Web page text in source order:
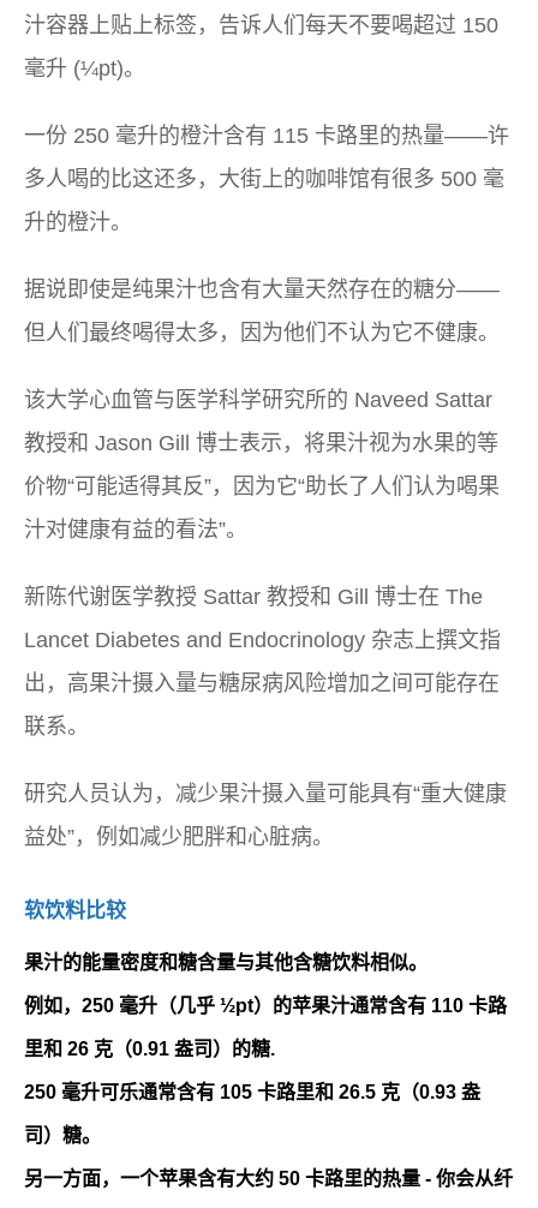
汁容器上贴上标签，告诉人们每天不要喝超过 150
毫升 (¼pt)。
一份 250 毫升的橙汁含有 115 卡路里的热量——许
多人喝的比这还多，大街上的咖啡馆有很多 500 毫
升的橙汁。
据说即使是纯果汁也含有大量天然存在的糖分——
但人们最终喝得太多，因为他们不认为它不健康。
该大学心血管与医学科学研究所的 Naveed Sattar
教授和 Jason Gill 博士表示，将果汁视为水果的等
价物“可能适得其反”，因为它“助长了人们认为喝果
汁对健康有益的看法”。
新陈代谢医学教授 Sattar 教授和 Gill 博士在 The
Lancet Diabetes and Endocrinology 杂志上撰文指
出，高果汁摄入量与糖尿病风险增加之间可能存在
联系。
研究人员认为，减少果汁摄入量可能具有“重大健康
益处”，例如减少肥胖和心脏病。
软饮料比较
果汁的能量密度和糖含量与其他含糖饮料相似。
例如，250 毫升（几乎 ½pt）的苹果汁通常含有 110 卡路
里和 26 克（0.91 盎司）的糖.
250 毫升可乐通常含有 105 卡路里和 26.5 克（0.93 盎
司）糖。
另一方面，一个苹果含有大约 50 卡路里的热量 - 你会从纤